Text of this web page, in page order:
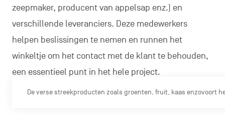
zeepmaker, producent van appelsap enz.) en
verschillende leveranciers. Deze medewerkers
helpen beslissingen te nemen en runnen het
winkeltje om het contact met de klant te behouden,
een essentieel punt in het hele project.
De verse streekproducten zoals groenten, fruit, kaas enzovoort